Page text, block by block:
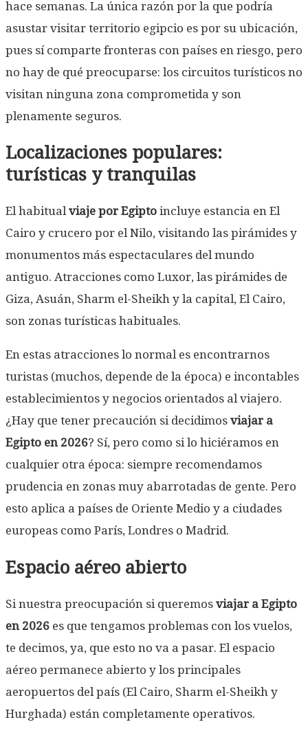
hace semanas. La única razón por la que podría
asustar visitar territorio egipcio es por su ubicación,
pues sí comparte fronteras con países en riesgo, pero
no hay de qué preocuparse: los circuitos turísticos no
visitan ninguna zona comprometida y son
plenamente seguros.
Localizaciones populares:
turísticas y tranquilas
El habitualviaje por Egipto incluye estancia en El
Cairo y crucero por el Nilo, visitando las pirámides y
monumentos más espectaculares del mundo
antiguo. Atracciones como Luxor, las pirámides de
Giza, Asuán, Sharm el-Sheikh y la capital, El Cairo,
son zonas turísticas habituales.
En estas atracciones lo normal es encontrarnos
turistas (muchos, depende de la época) e incontables
establecimientos y negocios orientados al viajero.
¿Hay que tener precaución si decidimos viajar a
Egipto en 2026? Sí, pero como si lo hiciéramos en
cualquier otra época: siempre recomendamos
prudencia en zonas muy abarrotadas de gente. Pero
esto aplica a países de Oriente Medio y a ciudades
europeas como París, Londres o Madrid.
Espacio aéreo abierto
Si nuestra preocupación si queremos viajar a Egipto
en 2026 es que tengamos problemas con los vuelos,
te decimos, ya, que esto no va a pasar. El espacio
aéreo permanece abierto y los principales
aeropuertos del país (El Cairo, Sharm el-Sheikh y
Hurghada) están completamente operativos.